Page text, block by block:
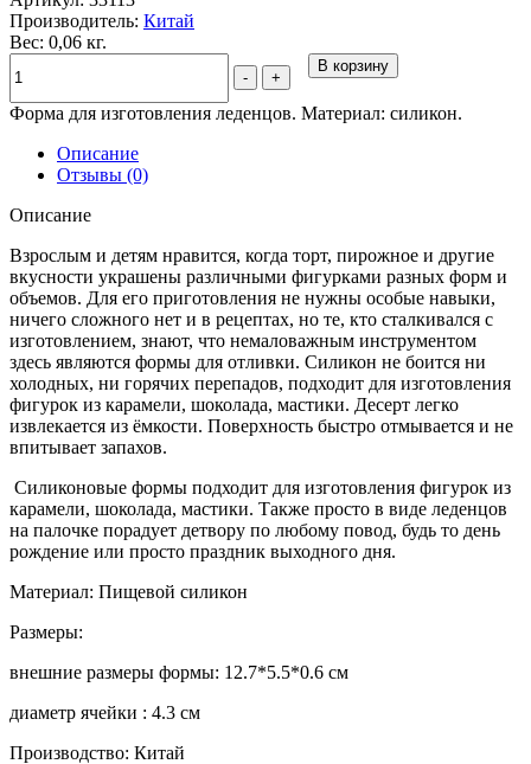
Производитель: Китай
Вес: 0,06 кг.
- +
В корзину
Форма для изготовления леденцов. Материал: силикон.
Описание
Отзывы (0)
Описание
Взрослым и детям нравится, когда торт, пирожное и другие
вкусности украшены различными фигурками разных форм и
объемов. Для его приготовления не нужны особые навыки,
ничего сложного нет и в рецептах, но те, кто сталкивался с
изготовлением, знают, что немаловажным инструментом
здесь являются формы для отливки. Силикон не боится ни
холодных, ни горячих перепадов, подходит для изготовления
фигурок из карамели, шоколада, мастики. Десерт легко
извлекается из ёмкости. Поверхность быстро отмывается и не
впитывает запахов.
Силиконовые формы подходит для изготовления фигурок из
карамели, шоколада, мастики. Также просто в виде леденцов
на палочке порадует детвору по любому повод, будь то день
рождение или просто праздник выходного дня.
Материал: Пищевой силикон
Размеры:
внешние размеры формы: 12.7*5.5*0.6 см
диаметр ячейки : 4.3 см
Производство: Китай